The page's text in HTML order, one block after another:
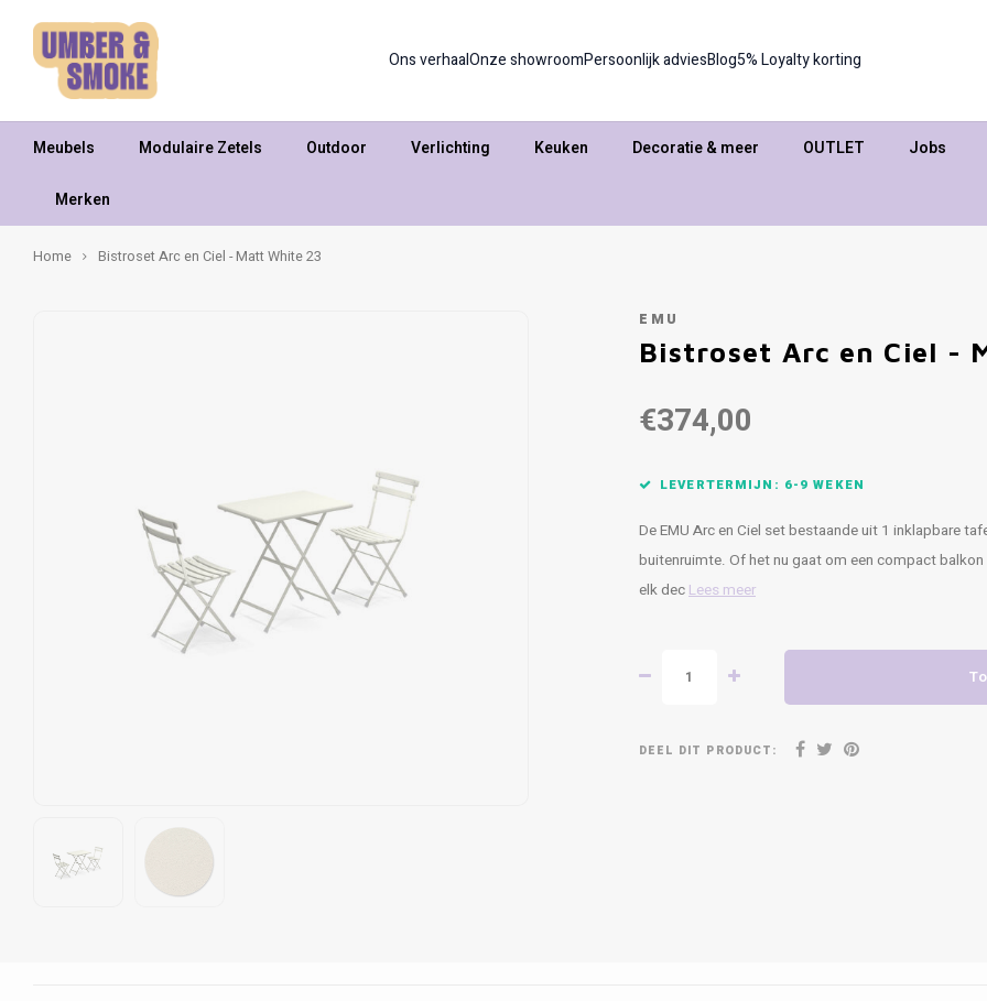
Ons verhaalOnze showroomPersoonlijk adviesBlog5% Loyalty korting
Meubels Modulaire Zetels Outdoor Verlichting Keuken Decoratie & meer OUTLET Jobs
Merken
Home Bistroset Arc en Ciel - Matt White 23
EMU
Bistroset Arc en Ciel -
€374,00
LEVERTERMIJN: 6-9 WEKEN
De EMU Arc en Ciel set bestaande uit 1 inklapbare
buitenruimte. Of het nu gaat om een compact
elk decLees meer
DEEL DIT PRODUCT: